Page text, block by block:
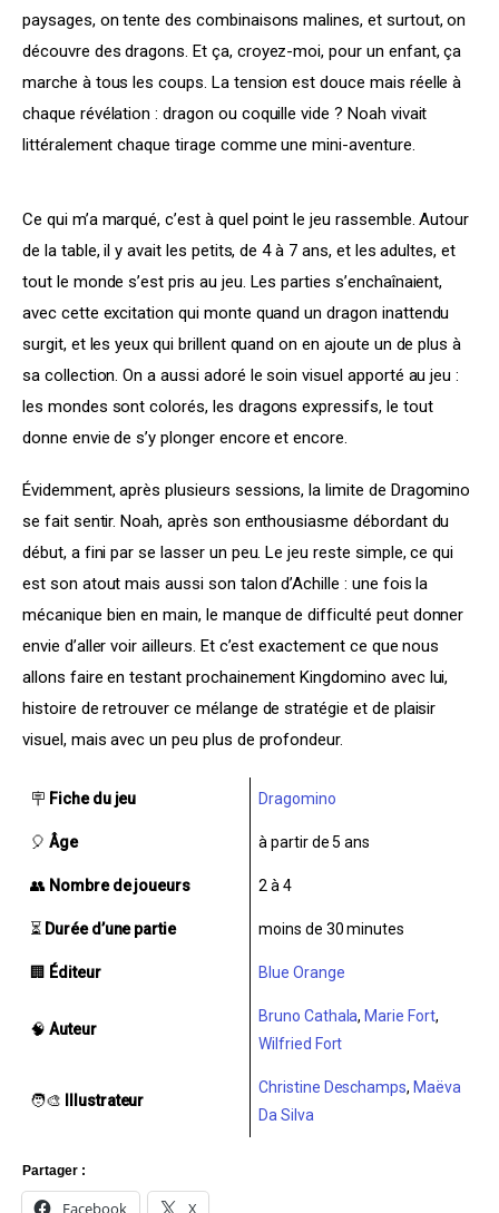
paysages, on tente des combinaisons malines, et surtout, on
découvre des dragons. Et ça, croyez-moi, pour un enfant, ça
marche à tous les coups. La tension est douce mais réelle à
chaque révélation : dragon ou coquille vide ? Noah vivait
littéralement chaque tirage comme une mini-aventure.
Ce qui m’a marqué, c’est à quel point le jeu rassemble. Autour
de la table, il y avait les petits, de 4 à 7 ans, et les adultes, et
tout le monde s’est pris au jeu. Les parties s’enchaînaient,
avec cette excitation qui monte quand un dragon inattendu
surgit, et les yeux qui brillent quand on en ajoute un de plus à
sa collection. On a aussi adoré le soin visuel apporté au jeu :
les mondes sont colorés, les dragons expressifs, le tout
donne envie de s’y plonger encore et encore.
Évidemment, après plusieurs sessions, la limite de Dragomino
se fait sentir. Noah, après son enthousiasme débordant du
début, a fini par se lasser un peu. Le jeu reste simple, ce qui
est son atout mais aussi son talon d’Achille : une fois la
mécanique bien en main, le manque de difficulté peut donner
envie d’aller voir ailleurs. Et c’est exactement ce que nous
allons faire en testant prochainement Kingdomino avec lui,
histoire de retrouver ce mélange de stratégie et de plaisir
visuel, mais avec un peu plus de profondeur.
🪧 Fiche du jeu Dragomino
🎈 Âge à partir de 5 ans
👥 Nombre de joueurs 2 à 4
⏳ Durée d’une partie moins de 30 minutes
🏢 Éditeur Blue Orange
🧠 Auteur
Bruno Cathala,Marie Fort,
Wilfried Fort
🧑‍🎨 Illustrateur
Christine Deschamps,Maëva
Da Silva
Partager :
Facebook X